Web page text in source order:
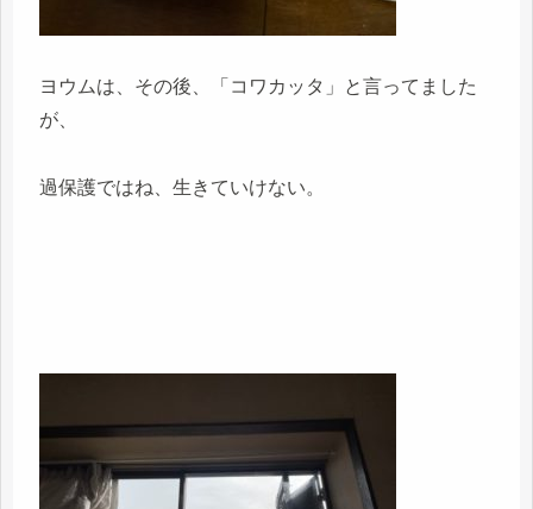
ヨウムは、その後、「コワカッタ」と言ってました
が、
過保護ではね、生きていけない。